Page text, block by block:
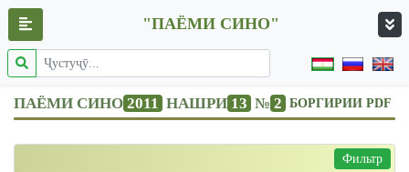
"ПАЁМИ СИНО"
ПАЁМИ СИНО 2011 НАШРИ 13 № 2 БОРГИРИИ PDF
Фильтр